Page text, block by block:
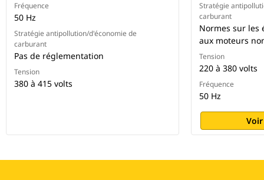
Fréquence
50 Hz
Stratégie antipollution/d'économie de
carburant
Pas de réglementation
Tension
380 à 415 volts
Stratégie
carburant
Normes sur les
aux moteurs
Tension
220 à 380 volts
Fréquence
50 Hz